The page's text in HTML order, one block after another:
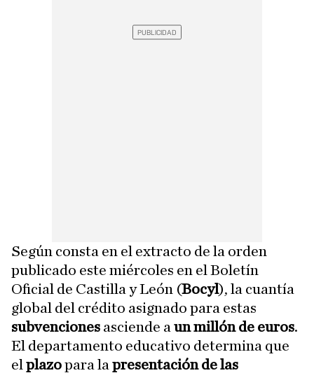
Según consta en el extracto de la orden
publicado este miércoles en el Boletín
Oficial de Castilla y León (Bocyl), la cuantía
global del crédito asignado para estas
subvenciones asciende a un millón de euros.
El departamento educativo determina que
el plazopara la presentación de las